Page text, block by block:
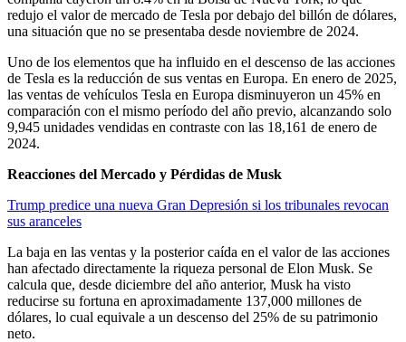
redujo el valor de mercado de Tesla por debajo del billón de dólares,
una situación que no se presentaba desde noviembre de 2024. ​
Uno de los elementos que ha influido en el descenso de las acciones
de Tesla es la reducción de sus ventas en Europa. En enero de 2025,
las ventas de vehículos Tesla en Europa disminuyeron un 45% en
comparación con el mismo período del año previo, alcanzando solo
9,945 unidades vendidas en contraste con las 18,161 de enero de
2024.
Reacciones del Mercado y Pérdidas de Musk
Trump predice una nueva Gran Depresión si los tribunales revocan
sus aranceles
La baja en las ventas y la posterior caída en el valor de las acciones
han afectado directamente la riqueza personal de Elon Musk. Se
calcula que, desde diciembre del año anterior, Musk ha visto
reducirse su fortuna en aproximadamente 137,000 millones de
dólares, lo cual equivale a un descenso del 25% de su patrimonio
neto.